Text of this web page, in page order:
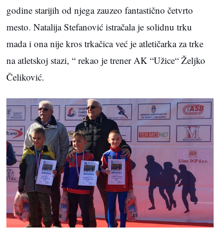
godine starijih od njega zauzeo fantastično četvrto
mesto. Natalija Stefanović istračala je solidnu trku
mada i ona nije kros trkačica već je atletičarka za trke
na atletskoj stazi, “ rekao je trener AK “Užice“ Željko
Čeliković.